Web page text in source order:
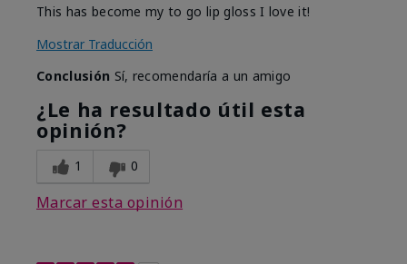
This has become my to go lip gloss I love it!
Mostrar Traducción
Conclusión Sí, recomendaría a un amigo
¿Le ha resultado útil esta
opinión?
1 0
Marcar esta opinión